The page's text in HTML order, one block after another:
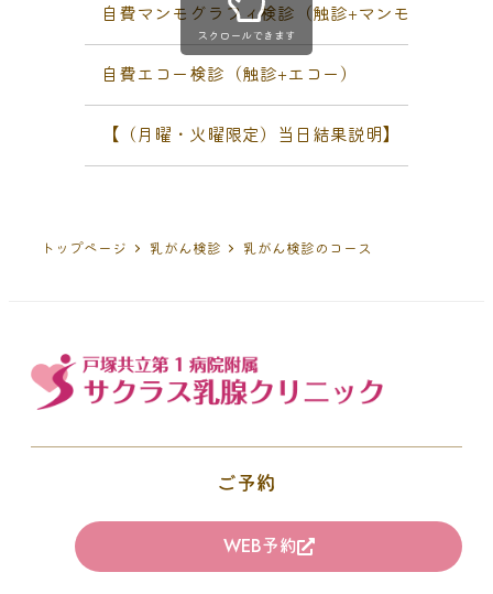
自費マンモグラフィ検診（触診+マンモグラフィ
自費エコー検診（触診+エコー）
【（月曜・火曜限定）当日結果説明】（触診＋
スクロールできます
トップページ 乳がん検診 乳がん検診のコース
ご予約
WEB予約